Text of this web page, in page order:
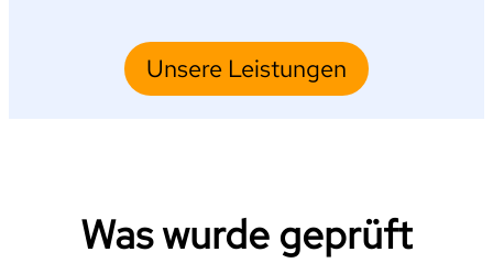
Unsere Leistungen
Was wurde geprüft